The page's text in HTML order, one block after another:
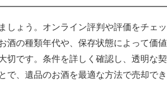
しょう。オンライン評判や評価をチェッ
酒の種類年代や、保存状態によって価値
切です。条件を詳しく確認し、透明な契
で、遺品のお酒を最適な方法で売却でき